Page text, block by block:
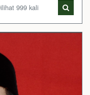
999 kali